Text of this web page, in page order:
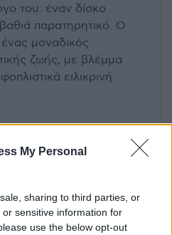
My Personal
sharing to third parties, or
sensitive information for
use the below opt-out
του: έναν δίσκο
παρατηρητικό. Ο
μοναδικός
ζωής, με βλέμμα
ειλικρινή.